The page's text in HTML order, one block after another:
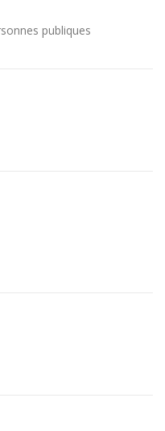
publiques